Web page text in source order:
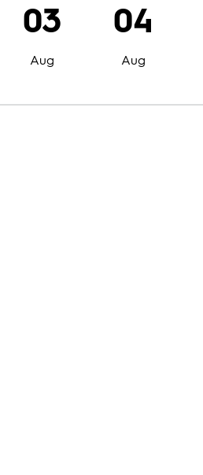
03
Aug
04
Aug